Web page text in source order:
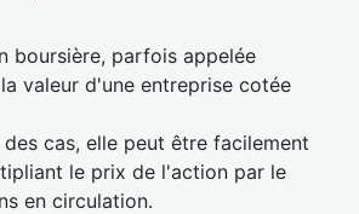
boursière, parfois appelée
valeur d'une entreprise cotée
cas, elle peut être facilement
le prix de l'action par le
en circulation.